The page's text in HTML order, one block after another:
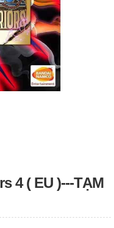
4 ( EU )---TẠM